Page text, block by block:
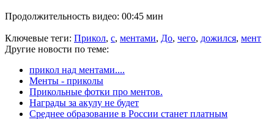
Продолжительность видео: 00:45 мин
Ключевые теги: Прикол, с, ментами, До, чего, дожился, мент
Другие новости по теме:
прикол над ментами....
Менты - приколы
Прикольные фотки про ментов.
Награды за акулу не будет
Среднее образование в России станет платным